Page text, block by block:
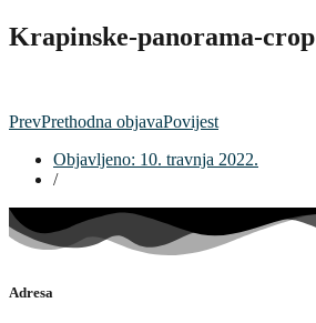
Krapinske-panorama-crop
PrevPrethodna objavaPovijest
Objavljeno: 10. travnja 2022.
/
Adresa